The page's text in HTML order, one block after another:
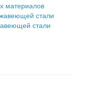
материалов
стали
стали